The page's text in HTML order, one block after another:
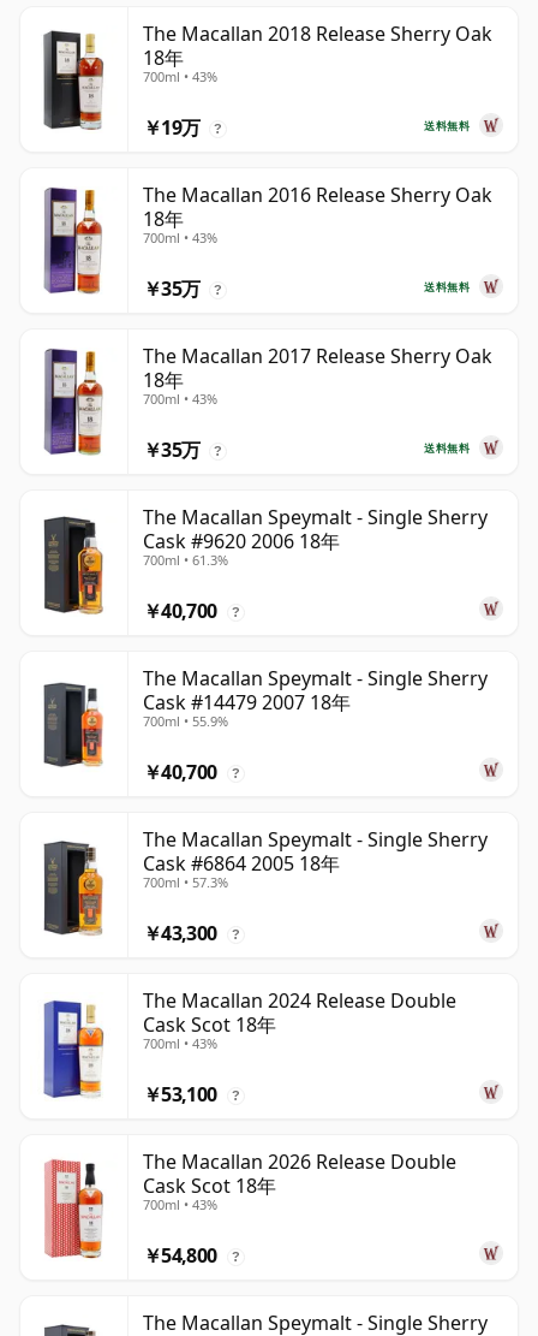
The Macallan 2018 Release Sherry Oak
18年
700ml • 43%
送料無料
￥19万 ?
The Macallan 2016 Release Sherry Oak
18年
700ml • 43%
送料無料
￥35万 ?
The Macallan 2017 Release Sherry Oak
18年
700ml • 43%
送料無料
￥35万 ?
The Macallan Speymalt - Single Sherry
Cask #9620 2006 18年
700ml • 61.3%
￥40,700 ?
The Macallan Speymalt - Single Sherry
Cask #14479 2007 18年
700ml • 55.9%
￥40,700 ?
The Macallan Speymalt - Single Sherry
Cask #6864 2005 18年
700ml • 57.3%
￥43,300 ?
The Macallan 2024 Release Double
Cask Scot 18年
700ml • 43%
￥53,100 ?
The Macallan 2026 Release Double
Cask Scot 18年
700ml • 43%
￥54,800 ?
The Macallan Speymalt - Single Sherry